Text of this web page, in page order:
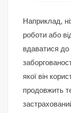
Наприклад,
роботи або
вдаватися до
якої він
продовжить